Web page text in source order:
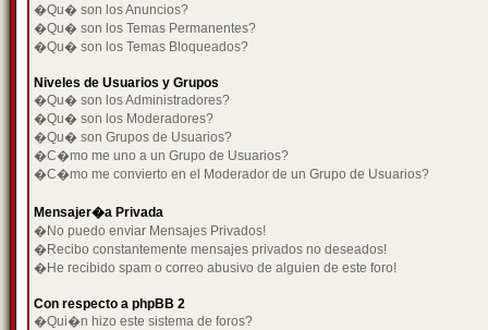
�Qu� son los Anuncios?
�Qu� son los Temas Permanentes?
�Qu� son los Temas Bloqueados?
Niveles de Usuarios y Grupos
�Qu� son los Administradores?
�Qu� son los Moderadores?
�Qu� son Grupos de Usuarios?
�C�mo me uno a un Grupo de Usuarios?
�C�mo me convierto en el Moderador de un Grupo de Usuarios?
Mensajer�a Privada
�No puedo enviar Mensajes Privados!
�Recibo constantemente mensajes privados no deseados!
�He recibido spam o correo abusivo de alguien de este foro!
Con respecto a phpBB 2
�Qui�n hizo este sistema de foros?